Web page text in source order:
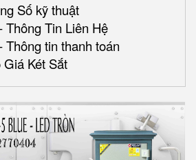
Số kỹ thuật
Thông Tin Liên Hệ
Thông tin thanh toán
Giá Két Sắt